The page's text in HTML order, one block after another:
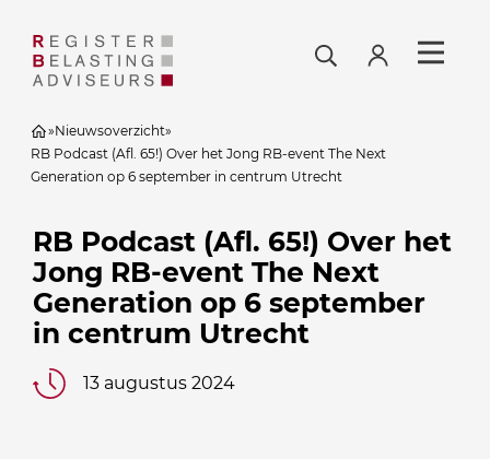
»Nieuwsoverzicht»
RB Podcast (Afl. 65!) Over het Jong RB-event The Next
Generation op 6 september in centrum Utrecht
RB Podcast (Afl. 65!) Over het
Jong RB-event The Next
Generation op 6 september
in centrum Utrecht
13 augustus 2024